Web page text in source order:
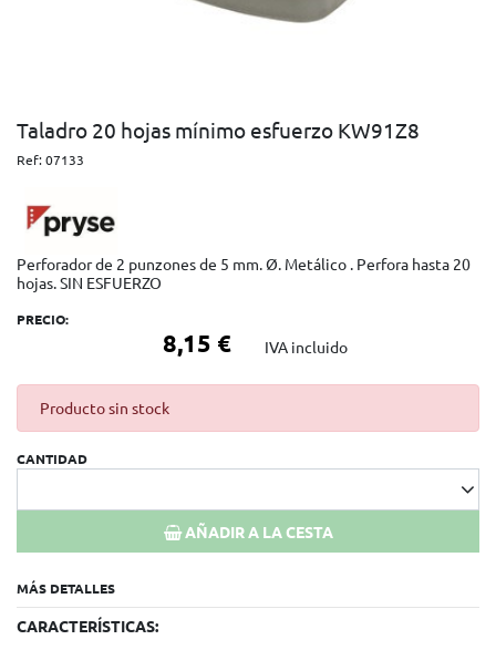
Taladro 20 hojas mínimo esfuerzo KW91Z8
Ref:07133
Perforador de 2 punzones de 5 mm. Ø. Metálico . Perfora hasta 20
hojas. SIN ESFUERZO
PRECIO:
8,15 € IVA incluido
Producto sin stock
CANTIDAD
AÑADIR A LA CESTA
MÁS DETALLES
CARACTERÍSTICAS: